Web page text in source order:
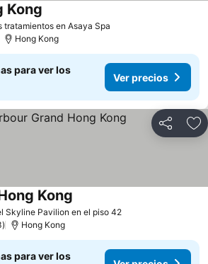
tratamientos en Asaya Spa
Kong
Hong Kong
para ver los
Ver precios
Compartir
Skyline Pavilion en el piso 42Ver precios
Kong
Hong Kong
para ver los